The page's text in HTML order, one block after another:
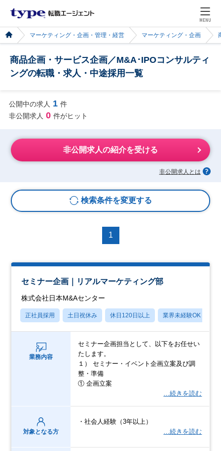
MENU
マーケティング・企画・管理・経営 マーケティング・企画
商品企画・サービス企画／M&A･IPOコンサルティ
ングの転職・求人・中途採用一覧
公開中の求人 1 件
非公開求人 0 件がヒット
非公開求人の紹介を受ける
非公開求人とは
検索条件を変更する
1
セミナー企画｜リアルマーケティング部
株式会社日本M&Aセンター
正社員採用 土日祝休み 休日120日以上 業界未経験OK
業務内容
セミナー企画担当として、以下をお任せい
たします。
１） セミナー・イベント企画立案及び調
整・準備
① 企画立案
…続きを読む
対象となる方
・社会人経験（3年以上）
…続きを読む